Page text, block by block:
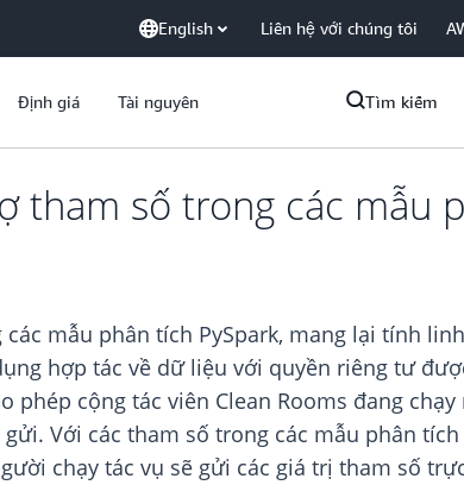
English Liên hệ với chúng tôi
Định giá Tài nguyên Tìm kiếm
tham số trong các mẫu
mẫu phân tích PySpark, mang lại tính
hợp tác về dữ liệu với quyền riêng tư
phép cộng tác viên Clean Rooms đang
Với các tham số trong các mẫu phân tích
chạy tác vụ sẽ gửi các giá trị tham số